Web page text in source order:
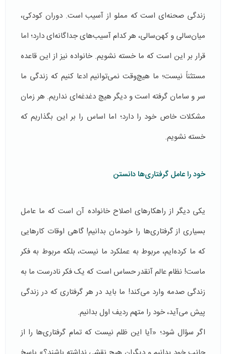
زندگی صحنه‌ای است كه مملو از آسيب است. دوران کودکی،
میان‌سالی و کهن‌سالی، هر کدام آسيب‌های جداگانه‌ای دارد؛ اما
قرار بر این است که ما خسته نشویم. خانواده نیز از اين قاعده
مستثناً نيست؛ ما هیچ‌وقت نمی‌توانيم ادعا کنیم که زندگی ما
سر و سامان گرفته است و دیگر هیچ دغدغه‌ای نداریم. هر زمان
مشکلات خاص خود را دارد؛ اما اساس را بر این بگذاریم که
خسته نشویم.
خود را عامل گرفتاری‌ها دانستن
یکی دیگر از راهکارهای اصلاح خانواده آن است که ما عامل
بسیاری از گرفتار‌ی‌ها را خودمان بدانیم! گاهی اوقات کارهایی
که ما کرده‌ایم، مربوط به عملکرد ما نیست، بلکه مربوط به فکر
ماست! نظام عالم آنقدر حساس است که یک فکر نادرست ما به
زندگی صدمه وارد می‌کند! ما باید در هر گرفتاری که در زندگی
پیش می‌آید، خود را متهم رديف اول بدانیم.
اگر سؤال شود؛ «آیا این ظلم نیست که تمام گرفتاری‌ها را از